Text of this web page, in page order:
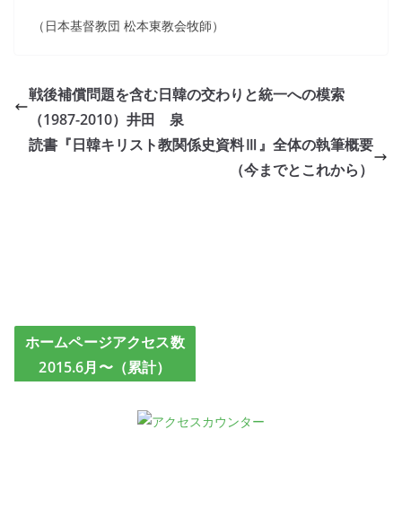
（日本基督教団 松本東教会牧師）
戦後補償問題を含む日韓の交わりと統一への模索
（1987-2010）井田 泉
読書『日韓キリスト教関係史資料Ⅲ』全体の執筆概要
（今までとこれから）
ホームページアクセス数
2015.6月〜（累計）